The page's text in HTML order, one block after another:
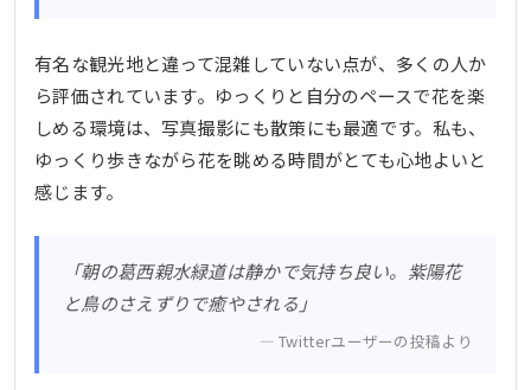
有名な観光地と違って混雑していない点が、多くの人か
ら評価されています。ゆっくりと自分のペースで花を楽
しめる環境は、写真撮影にも散策にも最適です。私も、
ゆっくり歩きながら花を眺める時間がとても心地よいと
感じます。
「朝の葛西親水緑道は静かで気持ち良い。紫陽花
と鳥のさえずりで癒やされる」
Twitterユーザーの投稿より